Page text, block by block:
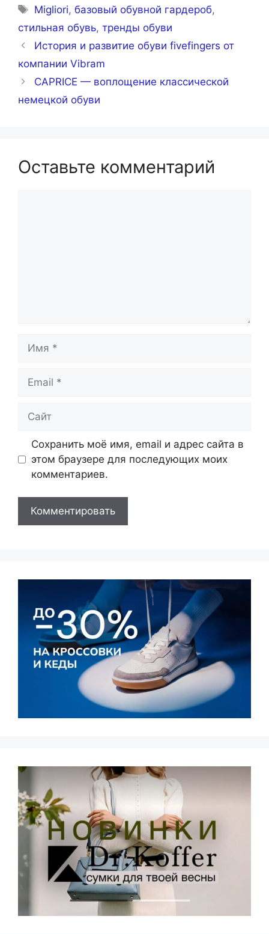
Метки
Migliori,базовый обувной гардероб,
стильная обувь, тренды обуви
История и развитие обуви fivefingers от
компании Vibram
CAPRICE — воплощение классической
немецкой обуви
Оставьте комментарий
Сохранить моё имя, email и адрес сайта в
этом браузере для последующих моих
комментариев.